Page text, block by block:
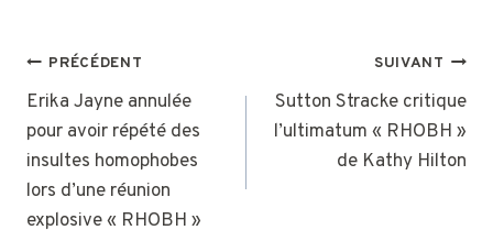
NAVIGATION
DE
L’ARTICLE
PRÉCÉDENT
Erika Jayne annulée
pour avoir répété des
insultes homophobes
lors d’une réunion
explosive « RHOBH »
SUIVANT
Sutton Stracke critique
l’ultimatum « RHOBH »
de Kathy Hilton